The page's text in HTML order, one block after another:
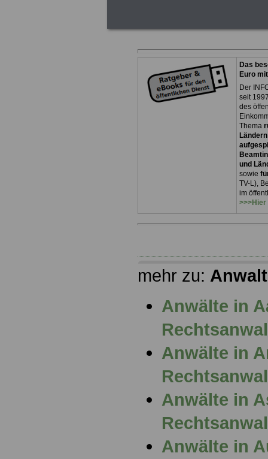
Das
Euro
Der
seit
des
Thema
Ländern
und
sowie
TV-L),
im
mehr zu:
Anwälte in
Anwälte in
Anwälte in
Anwälte in